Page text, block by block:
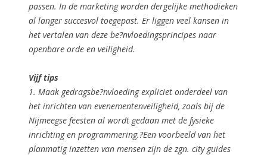
passen. In de marketing worden dergelijke methodieken
al langer succesvol toegepast. Er liggen veel kansen in
het vertalen van deze be?nvloedingsprincipes naar
openbare orde en veiligheid.
Vijf tips
1. Maak gedragsbe?nvloedingexpliciet onderdeel van
het inrichten van evenementenveiligheid, zoals bij de
Nijmeegse feesten al wordt gedaan met de fysieke
inrichting en programmering.?Een voorbeeld van het
planmatig inzetten van mensen zijn de zgn. city guides